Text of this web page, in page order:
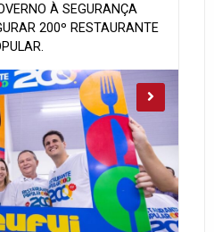
À SEGURANÇA
200º RESTAURANTE